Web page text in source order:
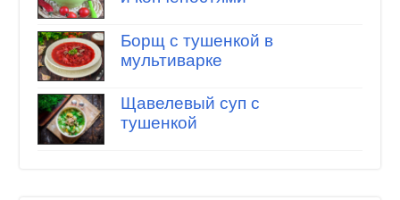
Борщ с тушенкой в
мультиварке
Щавелевый суп с
тушенкой